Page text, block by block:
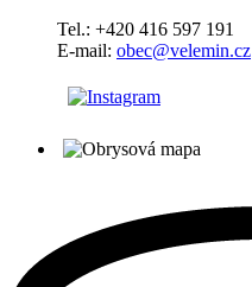
Tel.: +420 416 597 191
E-mail: obec@velemin.cz